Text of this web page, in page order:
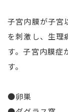
子宮内膜が子宮
を刺激し、生理
す。子宮内膜症
す。
●卵巣